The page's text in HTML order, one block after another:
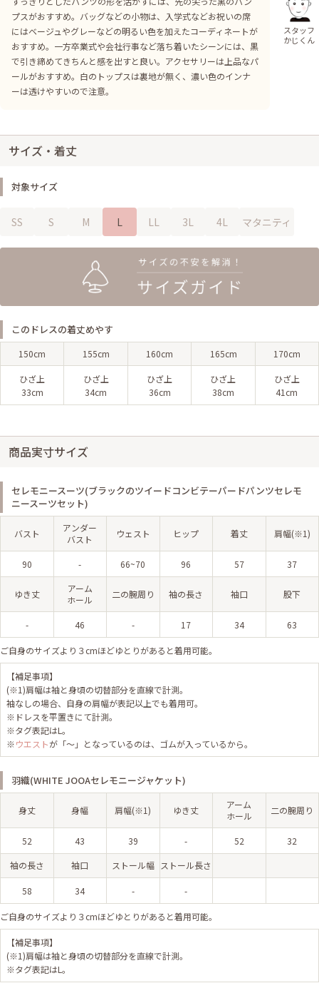
プスがおすすめ。バッグなどの小物は、入学式などお祝いの席
にはベージュやグレーなどの明るい色を加えたコーディネートが
おすすめ。一方卒業式や会社行事など落ち着いたシーンには、黒
で引き締めてきちんと感を出すと良い。アクセサリーは上品なパ
ールがおすすめ。白のトップスは裏地が無く、濃い色のインナ
ーは透けやすいので注意。
スタッフ
かじくん
サイズ・着丈
対象サイズ
SS S M L LL 3L 4L マタニティ
このドレスの着丈めやす
150cm 155cm 160cm 165cm 170cm
ひざ上
33cm
ひざ上
34cm
ひざ上
36cm
ひざ上
38cm
ひざ上
41cm
商品実寸サイズ
セレモニースーツ(ブラックのツイードコンビテーパードパンツセレモ
ニースーツセット)
バスト
アンダー
バスト
ウェスト ヒップ 着丈 肩幅(※1)
90 - 66~70 96 57 37
ゆき丈
アーム
ホール
二の腕周り 袖の長さ 袖口 股下
- 46 - 17 34 63
ご自身のサイズより３cmほどゆとりがあると着用可能。
【補足事項】
(※1)肩幅は袖と身頃の切替部分を直線で計測。
袖なしの場合、自身の肩幅が表記以上でも着用可。
※ドレスを平置きにて計測。
※タグ表記はL。
※ウエストが「～」となっているのは、ゴムが入っているから。
羽織(WHITE JOOAセレモニージャケット)
身丈 身幅 肩幅(※1) ゆき丈
アーム
ホール
二の腕周り
52 43 39 - 52 32
袖の長さ 袖口 ストール幅 ストール長さ
58 34 - -
ご自身のサイズより３cmほどゆとりがあると着用可能。
【補足事項】
(※1)肩幅は袖と身頃の切替部分を直線で計測。
※タグ表記はL。